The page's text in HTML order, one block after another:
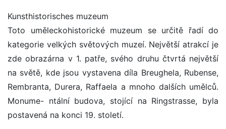
Kunsthistorisches muzeum
Toto uměleckohistorické muzeum se určitě řadí do
kategorie velkých světových muzeí. Největší atrakcí je
zde obrazárna v 1. patře, svého druhu čtvrtá největší
na světě, kde jsou vystavena díla Breughela, Rubense,
Rembranta, Durera, Raffaela a mnoho dalších umělců.
Monume- ntální budova, stojící na Ringstrasse, byla
postavená na konci 19. století.